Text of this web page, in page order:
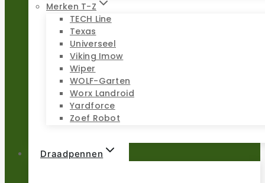
Merken T-Z
TECH Line
Texas
Universeel
Viking Imow
Wiper
WOLF-Garten
Worx Landroid
Yardforce
Zoef Robot
Draadpennen